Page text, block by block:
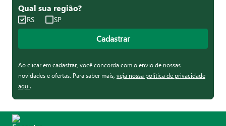
Qual sua região?
RS SP
Cadastrar
Ao clicar em cadastrar, você concorda com o envio de nossas
novidades e ofertas. Para saber mais, veja nossa política de privacidade
aqui.